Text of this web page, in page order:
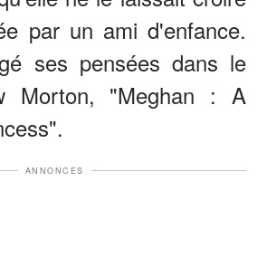
par un ami d'enfance.
ses pensées dans le
Morton, "Meghan : A
ANNONCES